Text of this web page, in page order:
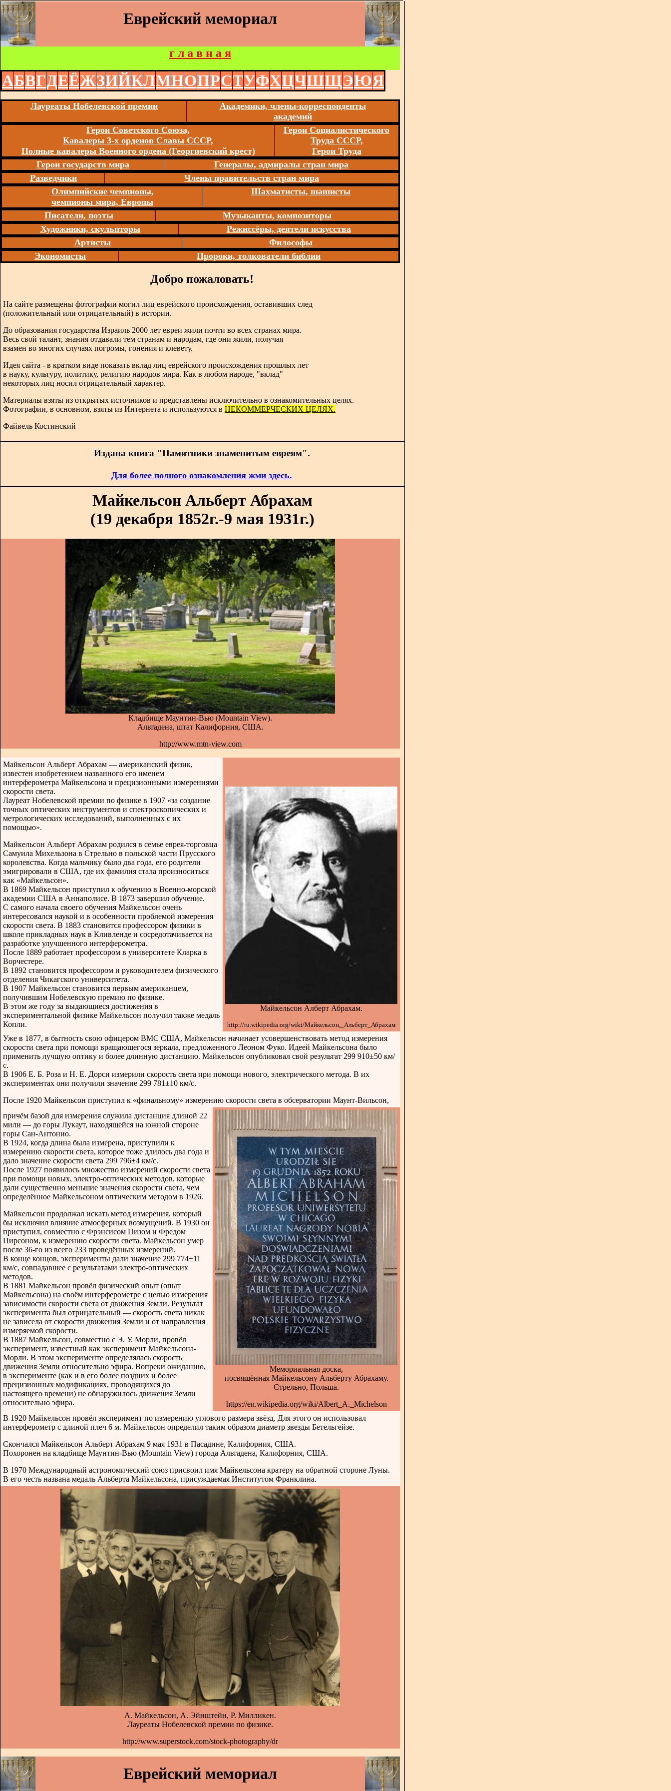
Еврейский мемориал
г л а в н а я
АБВГДЕЁЖЗИЙКЛМНОПРСТУФХЦЧШЩЭЮЯ
Лауреаты Нобелевской премии
Академики, члены-корреспонденты
академий
Герои Советского Союза,
Кавалеры 3-х орденов Славы СССР,
Полные кавалеры Военного ордена (Георгиевский крест)
Герои Социалистического
Труда СССР,
Герои Труда
Герои государств мира
Генералы, адмиралы стран мира
Разведчики
Члены правительств стран мира
Олимпийские чемпионы,
чемпионы мира, Европы
Шахматисты, шашисты
Писатели, поэты
Музыканты, композиторы
Художники, скульпторы
Режиссёры, деятели искусства
Артисты
Философы
Экономисты
Пророки, толкователи библии
Добро пожаловать!
На сайте размещены фотографии могил лиц еврейского происхождения, оставивших след
(положительный или отрицательный) в истории.
До образования государства Израиль 2000 лет евреи жили почти во всех странах мира.
Весь свой талант, знания отдавали тем странам и народам, где они жили, получая
взамен во многих случаях погромы, гонения и клевету.
Идея сайта - в кратком виде показать вклад лиц еврейского происхождения прошлых лет
в науку, культуру, политику, религию народов мира. Как в любом народе, "вклад"
некоторых лиц носил отрицательный характер.
Материалы взяты из открытых источников и представлены исключительно в ознакомительных целях.
Фотографии, в основном, взяты из Интернета и используются в НЕКОММЕРЧЕСКИХ ЦЕЛЯХ.
Файвель Костинский
Издана книга "Памятники знаменитым евреям".
Для более полного ознакомления жми здесь.
Майкельсон Альберт Абрахам
(19 декабря 1852г.-9 мая 1931г.)
Кладбище Маунтин-Вью (Mountain View).
Альтадена, штат Калифорния, США.
http://www.mtn-view.com
Майкельсон Альберт Абрахам — американский физик,
известен изобретением названного его именем
интерферометра Майкельсона и прецизионными измерениями
скорости света.
Лауреат Нобелевской премии по физике в 1907 «за создание
точных оптических инструментов и спектроскопических и
метрологических исследований, выполненных с их
помощью».
Майкельсон Альберт Абрахам родился в семье еврея-торговца
Самуила Михельзона в Стрельно в польской части Прусского
королевства. Когда мальчику было два года, его родители
эмигрировали в США, где их фамилия стала произноситься
как «Майкельсон».
В 1869 Майкельсон приступил к обучению в Военно-морской
академии США в Аннаполисе. В 1873 завершил обучение.
С самого начала своего обучения Майкельсон очень
интересовался наукой и в особенности проблемой измерения
скорости света. В 1883 становится профессором физики в
школе прикладных наук в Кливленде и сосредотачивается на
разработке улучшенного интерферометра.
После 1889 работает профессором в университете Кларка в
Ворчестере.
В 1892 становится профессором и руководителем физического
отделения Чикагского университета.
В 1907 Майкельсон становится первым американцем,
получившим Нобелевскую премию по физике.
В этом же году за выдающиеся достижения в
экспериментальной физике Майкельсон получил также медаль
Копли.
Майкельсон Алберт Абрахам.
http://ru.wikipedia.org/wiki/Майкельсон,_Альберт_Абрахам
Уже в 1877, в бытность свою офицером ВМС США, Майкельсон начинает усовершенствовать метод измерения
скорости света при помощи вращающегося зеркала, предложенного Леоном Фуко. Идеей Майкельсона было
применить лучшую оптику и более длинную дистанцию. Майкельсон опубликовал свой результат 299 910±50 км/
с.
В 1906 Е. Б. Роза и Н. Е. Дорси измерили скорость света при помощи нового, электрического метода. В их
экспериментах они получили значение 299 781±10 км/с.
После 1920 Майкельсон приступил к «финальному» измерению скорости света в обсерватории Маунт-Вильсон,
причём базой для измерения служила дистанция длиной 22
мили — до горы Лукаут, находящейся на южной стороне
горы Сан-Антонио.
В 1924, когда длина была измерена, приступили к
измерению скорости света, которое тоже длилось два года и
дало значение скорости света 299 796±4 км/с.
После 1927 появилось множество измерений скорости света
при помощи новых, электро-оптических методов, которые
дали существенно меньшие значения скорости света, чем
определённое Майкельсоном оптическим методом в 1926.
Майкельсон продолжал искать метод измерения, который
бы исключил влияние атмосферных возмущений. В 1930 он
приступил, совместно с Фрэнсисом Пизом и Фредом
Пирсоном, к измерению скорости света. Майкельсон умер
после 36-го из всего 233 проведённых измерений.
В конце концов, эксперименты дали значение 299 774±11
км/с, совпадавшее с результатами электро-оптических
методов.
В 1881 Майкельсон провёл физический опыт (опыт
Майкельсона) на своём интерферометре с целью измерения
зависимости скорости света от движения Земли. Результат
эксперимента был отрицательный — скорость света никак
не зависела от скорости движения Земли и от направления
измеряемой скорости.
В 1887 Майкельсон, совместно с Э. У. Морли, провёл
эксперимент, известный как эксперимент Майкельсона-
Морли. В этом эксперименте определялась скорость
движения Земли относительно эфира. Вопреки ожиданию,
в эксперименте (как и в его более поздних и более
прецизионных модификациях, проводящихся до
настоящего времени) не обнаружилось движения Земли
относительно эфира.
Мемориальная доска,
посвящённая Майкельсону Альберту Абрахаму.
Стрельно, Польша.
https://en.wikipedia.org/wiki/Albert_A._Michelson
В 1920 Майкельсон провёл эксперимент по измерению углового размера звёзд. Для этого он использовал
интерферометр с длиной плеч 6 м. Майкельсон определил таким образом диаметр звезды Бетельгейзе.
Скончался Майкельсон Альберт Абрахам 9 мая 1931 в Пасадине, Калифорния, США.
Похоронен на кладбище Маунтин-Вью (Mountain View) города Альтадена, Калифорния, США.
В 1970 Международный астрономический союз присвоил имя Майкельсона кратеру на обратной стороне Луны.
В его честь названа медаль Альберта Майкельсона, присуждаемая Институтом Франклина.
А. Майкельсон, А. Эйнштейн, Р. Милликен.
Лауреаты Нобелевской премии по физике.
http://www.superstock.com/stock-photography/dr
Еврейский мемориал